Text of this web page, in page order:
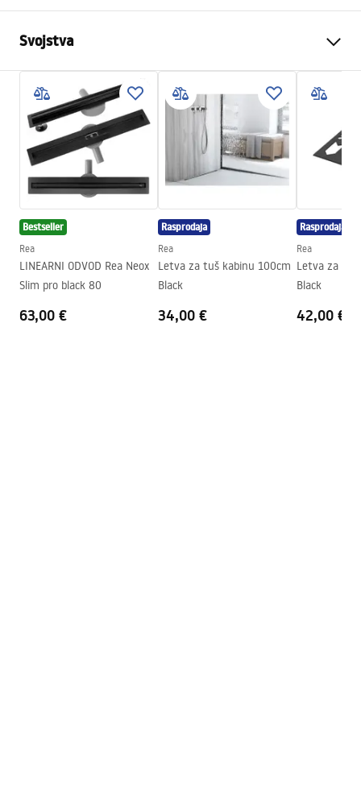
Svojstva
Boja
Crn
Materijal
Nehrđajući čelik
Duljina
mm
Visina
52mm
Širina
12mm
Debljina čelika
1mm
Mogućnost rezanja
Da
Jamstvo
Bestseller
Rea
LINEARNI ODVOD Rea Neox
Slim pro black 80
63,00 €
Rasprodaja
Rea
Letva za tuš kabinu 100cm
Black
34,00 €
Rasprodaja
Rea
Letva za tuš
Black
42,00 €